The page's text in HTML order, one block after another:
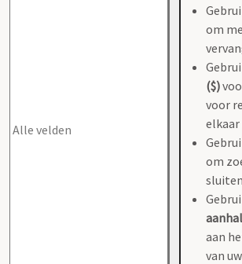
om
($)
voor
om
aan
van